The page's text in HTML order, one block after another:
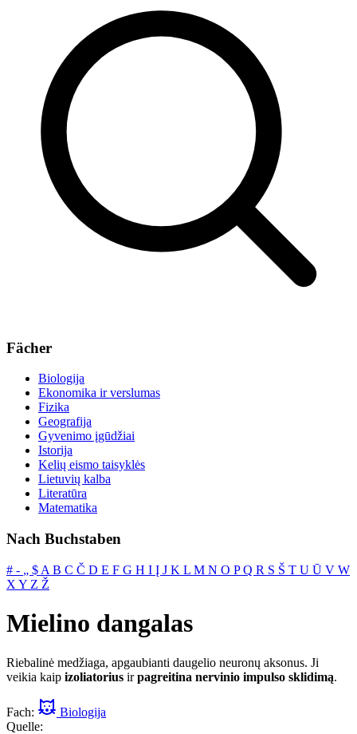
Fächer
Biologija
Ekonomika ir verslumas
Fizika
Geografija
Gyvenimo įgūdžiai
Istorija
Kelių eismo taisyklės
Lietuvių kalba
Literatūra
Matematika
Nach Buchstaben
# ‐ „ $ A B C Č D E F G H I Į J K L M N O PQ R S Š T U Ū V W
X Y Z Ž
Mielino dangalas
Riebalinė medžiaga, apgaubianti daugelio neuronų aksonus. Ji
veikia kaip izoliatorius irpagreitina nervinio impulso sklidimą.
Fach:
Biologija
Quelle: